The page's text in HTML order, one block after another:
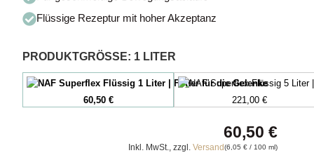
Flüssige Rezeptur mit hoher Akzeptanz
PRODUKTGRÖSSE : 1 LITER
60,50 € 221,00€
60,50 €
Inkl. MwSt., zzgl. Versand(6,05 €/ 100 ml)